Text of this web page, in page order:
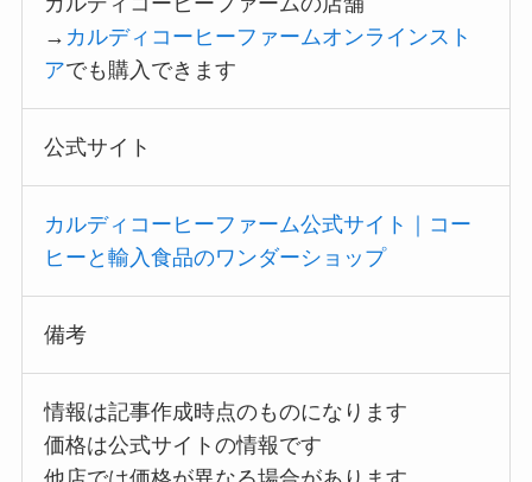
→ カルディコーヒーファームオンラインスト
アでも購入できます
公式サイト
カルディコーヒーファーム公式サイト｜コー
ヒーと輸入食品のワンダーショップ
備考
情報は記事作成時点のものになります
価格は公式サイトの情報です